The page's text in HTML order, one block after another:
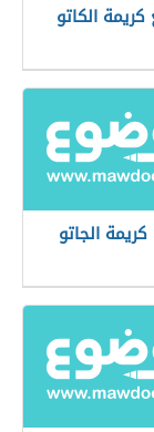
الكاتو
الجاتو